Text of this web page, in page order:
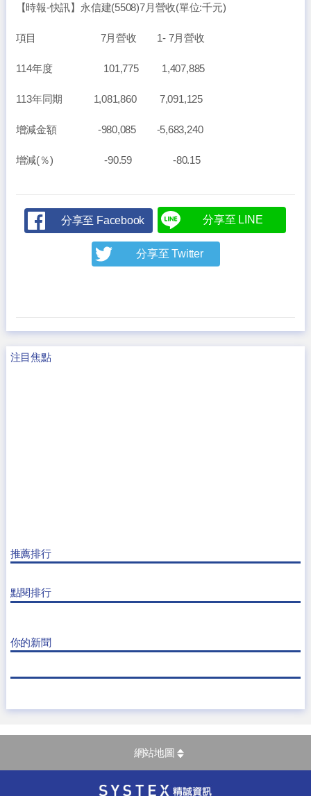
【時報-快訊】永信建(5508)7月營收(單位:千元)
項目 7月營收 1- 7月營收
114年度 101,775 1,407,885
113年同期 1,081,860 7,091,125
增減金額 -980,085 -5,683,240
增減(％) -90.59 -80.15
分享至 Facebook 分享至 LINE
分享至 Twitter
注目焦點
推薦排行
點閱排行
你的新聞
網站地圖